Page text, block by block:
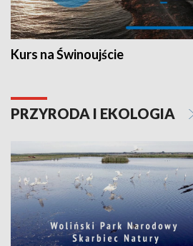
Kurs na Świnoujście
PRZYRODA I EKOLOGIA